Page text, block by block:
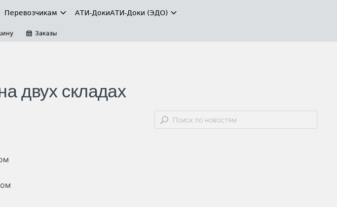
Перевозчикам АТИ-ДокиАТИ-Доки (ЭДО)
Заказы
двух складах